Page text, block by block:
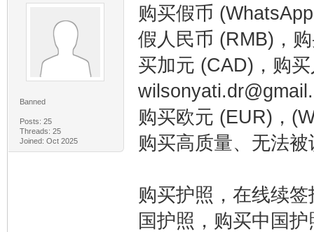
Banned
Posts: 25
Threads: 25
Joined: Oct 2025
购买假币
假人民币 (RMB)，
买加元 (CAD)，购
购买欧元 (EUR)，
购买高质量、无法
购买护照，在线续
国护照，购买中国